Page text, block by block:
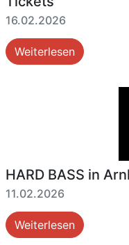
16.02.2026
Weiterlesen
HARD BASS in
11.02.2026
Weiterlesen